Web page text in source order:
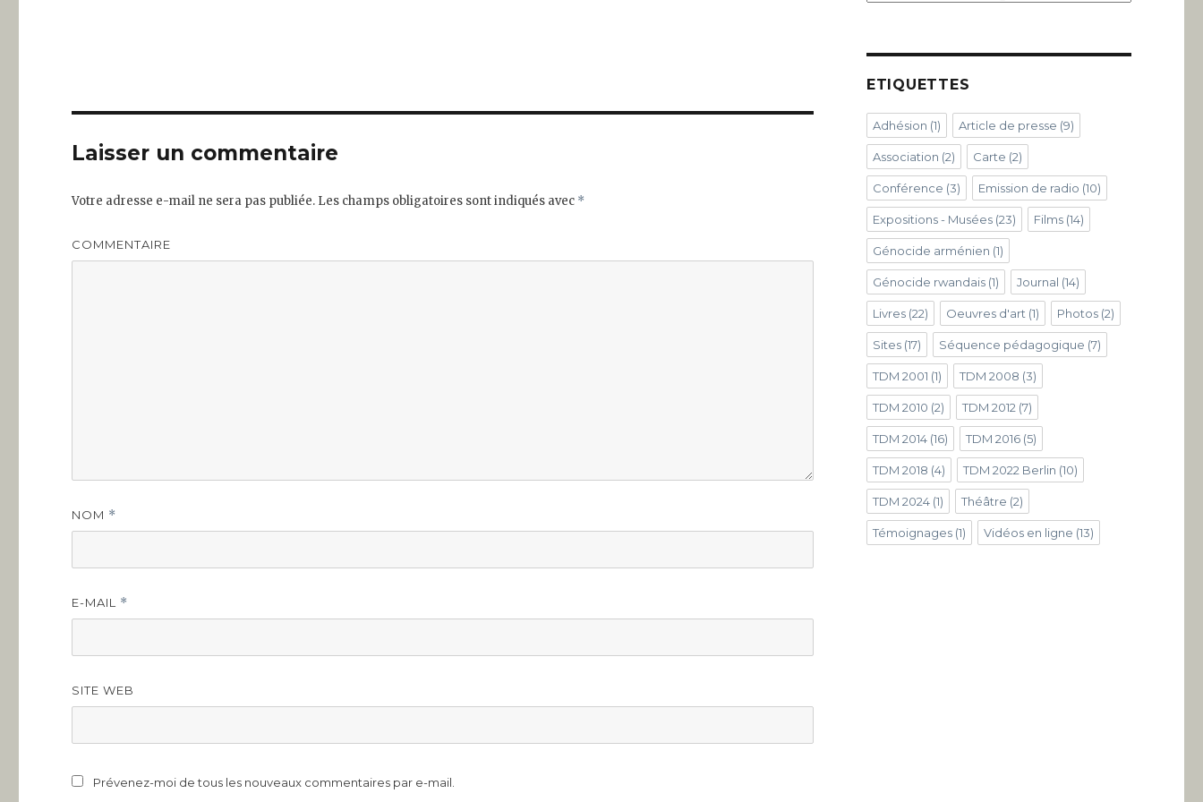
Laisser un commentaire
Votre adresse e-mail ne sera pas publiée. Les champs obligatoires sont indiqués avec *
COMMENTAIRE
NOM *
E-MAIL *
SITE WEB
Prévenez-moi de tous les nouveaux commentaires par e-mail.
ETIQUETTES
Adhésion (1) Article de presse (9)
Association (2) Carte (2)
Conférence (3) Emission de radio (10)
Expositions - Musées(23) Films(14)
Génocide arménien (1)
Génocide rwandais(1) Journal (14)
Livres(22) Oeuvres d'art (1) Photos(2)
Sites(17) Séquence pédagogique (7)
TDM 2001 (1) TDM 2008 (3)
TDM 2010 (2) TDM 2012 (7)
TDM 2014(16) TDM 2016(5)
TDM 2018 (4) TDM 2022 Berlin (10)
TDM 2024(1) Théâtre (2)
Témoignages(1) Vidéos en ligne (13)